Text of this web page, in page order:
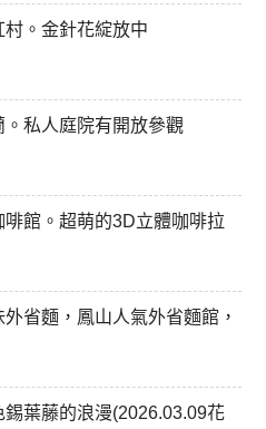
。金針花綻放中
私人庭院有開放參觀
館。超萌的3D立體咖啡拉
省麵，鳳山人氣外省麵館，
葉藤的浪漫(2026.03.09花